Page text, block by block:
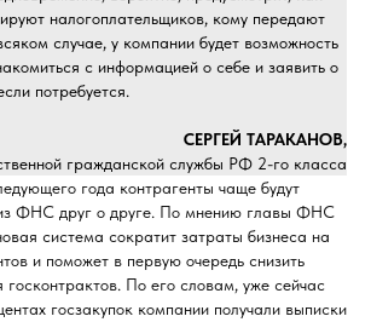
налогоплательщиков, кому передают
случае, у компании будет возможность
с информацией о себе и заявить о
потребуется.
СЕРГЕЙ ТАРАКАНОВ,
гражданской службы РФ 2-го класса
года контрагенты чаще будут
из ФНС друг о друге. По мнению главы ФНС
система сократит затраты бизнеса на
и поможет в первую очередь снизить
госконтрактов. По его словам, уже сейчас
госзакупок компании получали выписки